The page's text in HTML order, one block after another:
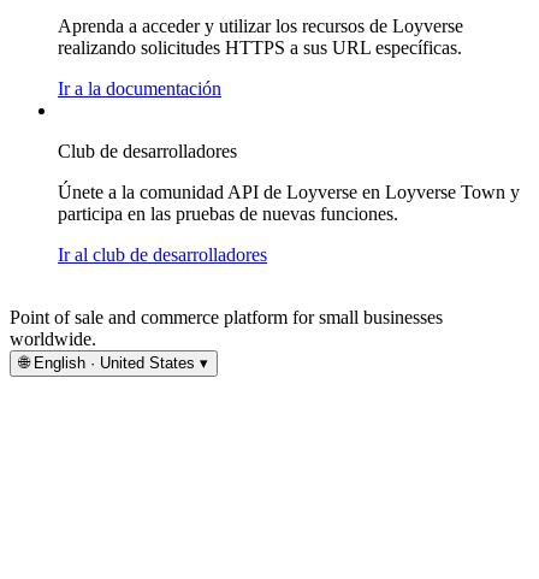
Aprenda a acceder y utilizar los recursos de Loyverse
realizando solicitudes HTTPS a sus URL específicas.
Ir a la documentación
Club de desarrolladores
Únete a la comunidad API de Loyverse en Loyverse Town y
participa en las pruebas de nuevas funciones.
Ir al club de desarrolladores
Point of sale and commerce platform for small businesses
worldwide.
🌐 English · United States ▾